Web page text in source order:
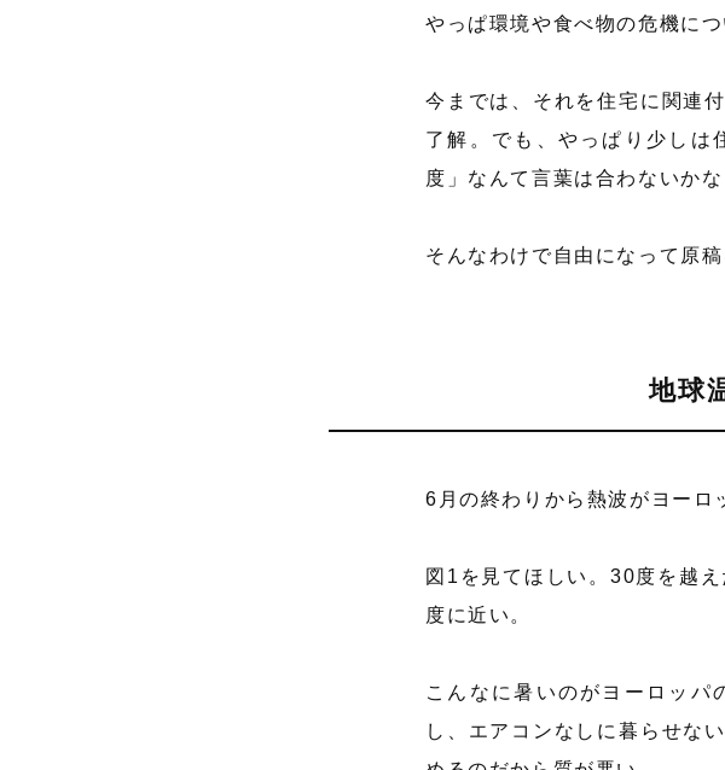
やっぱ環境や食べ物の危機につ
今までは、それを住宅に関連
了解。でも、やっぱり少しは
度」なんて言葉は合わないかな
そんなわけで自由になって原稿
地球
6月の終わりから熱波がヨーロ
図1を見てほしい。30度を越
度に近い。
こんなに暑いのがヨーロッパ
し、エアコンなしに暮らせな